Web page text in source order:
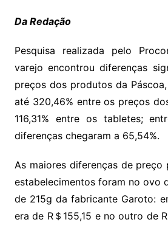
Da Redação
Pesquisa realizada pelo
varejo encontrou diferenças
preços dos produtos da
até 320,46% entre os preços
116,31% entre os tabletes;
diferenças chegaram a 65,54%.
As maiores diferenças de
estabelecimentos foram no ovo
de 215g da fabricante Garoto:
era de R＄155,15 e no outro de